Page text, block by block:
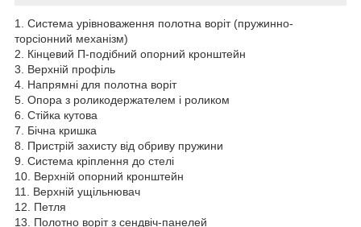
1. Система урівноваження полотна воріт (пружинно-
торсіонний механізм)
2. Кінцевий П-подібний опорний кронштейн
3. Верхній профіль
4. Напрямні для полотна воріт
5. Опора з роликодержателем і роликом
6. Стійка кутова
7. Бічна кришка
8. Пристрій захисту від обриву пружини
9. Система кріплення до стелі
10. Верхній опорний кронштейн
11. Верхній ущільнювач
12. Петля
13. Полотно воріт з сендвіч-панелей